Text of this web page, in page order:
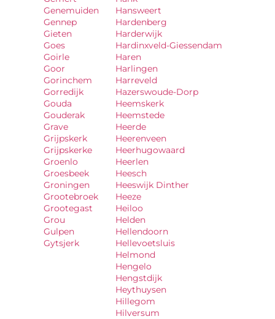
Genemuiden
Gennep
Gieten
Goes
Goirle
Goor
Gorinchem
Gorredijk
Gouda
Gouderak
Grave
Grijpskerk
Grijpskerke
Groenlo
Groesbeek
Groningen
Grootebroek
Grootegast
Grou
Gulpen
Gytsjerk
Hansweert
Hardenberg
Harderwijk
Hardinxveld-Giessendam
Haren
Harlingen
Harreveld
Hazerswoude-Dorp
Heemskerk
Heemstede
Heerde
Heerenveen
Heerhugowaard
Heerlen
Heesch
Heeswijk Dinther
Heeze
Heiloo
Helden
Hellendoorn
Hellevoetsluis
Helmond
Hengelo
Hengstdijk
Heythuysen
Hillegom
Hilversum